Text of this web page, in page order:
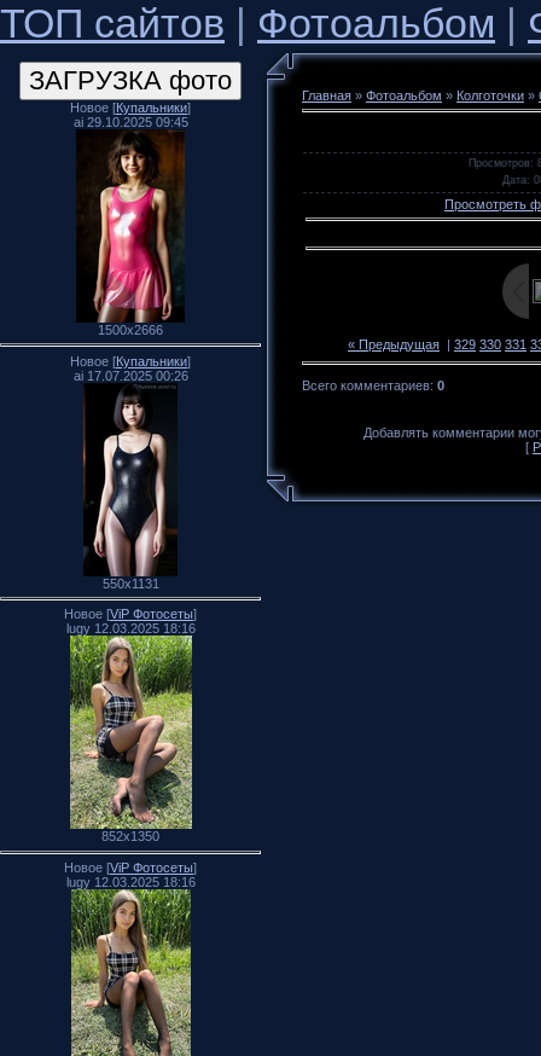
ТОП сайтов | Фотоальбом |
Новое [Купальники]
ai 29.10.2025 09:45
1500x2666
Новое [Купальники]
ai 17.07.2025 00:26
550x1131
Новое [ViP Фотосеты]
lugy 12.03.2025 18:16
852x1350
Новое [ViP Фотосеты]
lugy 12.03.2025 18:16
Главная » Фотоальбом » Колготочки »
Просмотров:
Дата:
Просмотреть
« Предыдущая | 329 330 331
Всего комментариев: 0
Добавлять комментарии
[